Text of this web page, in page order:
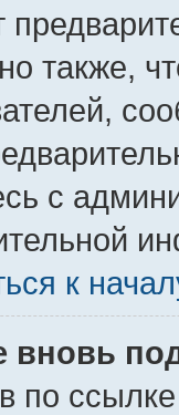
также,
с
к
вновь
по